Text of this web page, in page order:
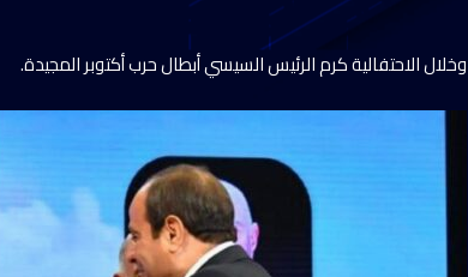
وخلال الاحتفالية كرم الرئيس السيسي أبطال حرب أكتوبر المجيدة.